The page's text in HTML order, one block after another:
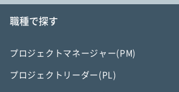
職種で探す
プロジェクトマネージャー(PM)
プロジェクトリーダー(PL)